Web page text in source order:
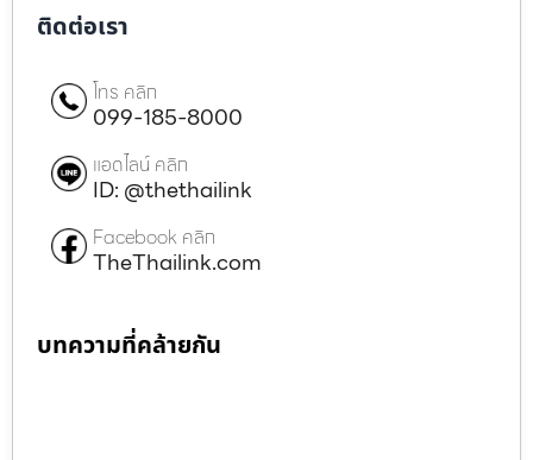
ติดต่อเรา
โทร คลิก
099-185-8000
แอดไลน์ คลิก
ID: @thethailink
Facebook คลิก
TheThailink.com
บทความที่คล้ายกัน